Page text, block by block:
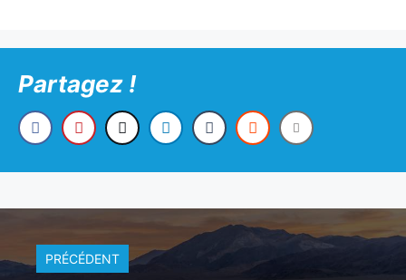
Partagez !
PRÉCÉDENT